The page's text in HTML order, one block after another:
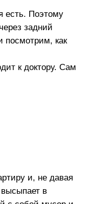
есть. Поэтому
задний
посмотрим, как
к доктору. Сам
и, не давая
в